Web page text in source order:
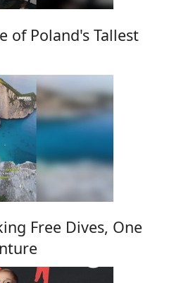
of Poland's Tallest
Free Dives, One